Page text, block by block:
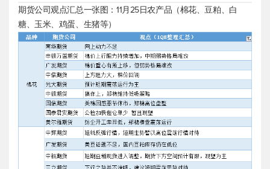
期货公司观点汇总一张图：11月25日农产品（棉花、豆粕、白
糖、玉米、鸡蛋、生猪等）